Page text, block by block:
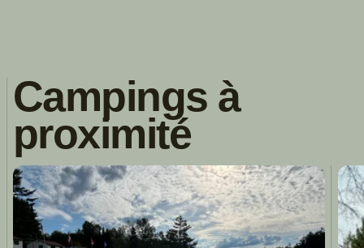
Campings à
proximité